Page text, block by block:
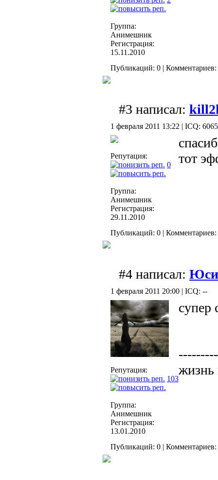
Группа:
Анимешник
Регистрация:
15.11.2010
Публикаций: 0 | Комментариев:
#3 написал:
1 февраля 2011 13:22 | ICQ:
Репутация:
0
Группа:
Анимешник
Регистрация:
29.11.2010
тот
Публикаций: 0 | Комментариев:
#4 написал:
1 февраля 2011 20:00 | ICQ: --
Репутация:
103
Группа:
Анимешник
Регистрация:
13.01.2010
супер
жизнь
Публикаций: 0 | Комментариев: